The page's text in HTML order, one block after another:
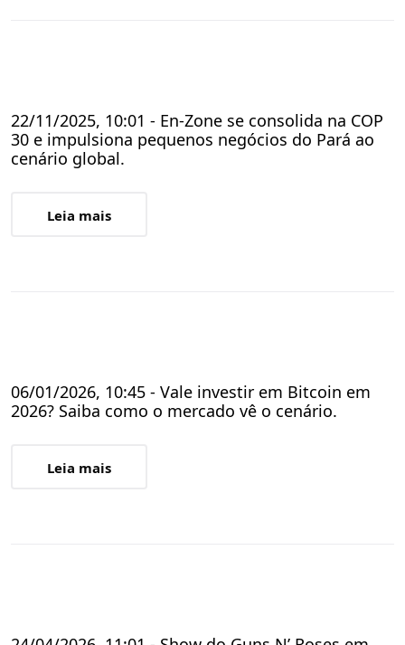
22/11/2025, 10:01 - En-Zone se consolida na COP
30 e impulsiona pequenos negócios do Pará ao
cenário global.
Leia mais
06/01/2026, 10:45 - Vale investir em Bitcoin em
2026? Saiba como o mercado vê o cenário.
Leia mais